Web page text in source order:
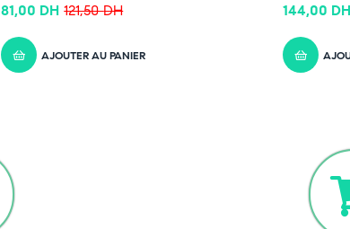
121,50DH
81,00 DH
AJOUTER AU PANIER
144,00 DH